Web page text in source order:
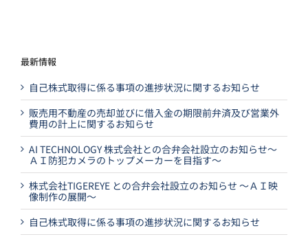
最新情報
自己株式取得に係る事項の進捗状況に関するお知らせ
販売用不動産の売却並びに借入金の期限前弁済及び営業外
費用の計上に関するお知らせ
AI TECHNOLOGY 株式会社との合弁会社設立のお知らせ～
ＡＩ防犯カメラのトップメーカーを目指す～
株式会社TIGEREYE との合弁会社設立のお知らせ ～ＡＩ映
像制作の展開～
自己株式取得に係る事項の進捗状況に関するお知らせ